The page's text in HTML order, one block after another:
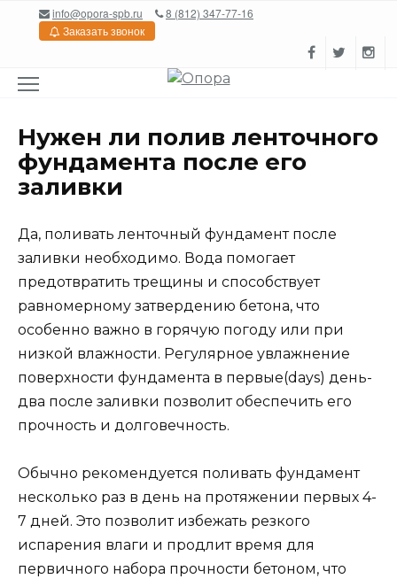
Перейтиinfo@opora-spb.ru
8 (812) 347-77-16
Заказать звонок
Нужен ли полив ленточного
фундамента после его
заливки
Да, поливать ленточный фундамент после
заливки необходимо. Вода помогает
предотвратить трещины и способствует
равномерному затвердению бетона, что
особенно важно в горячую погоду или при
низкой влажности. Регулярное увлажнение
поверхности фундамента в первые(days) день-
два после заливки позволит обеспечить его
прочность и долговечность.
Обычно рекомендуется поливать фундамент
несколько раз в день на протяжении первых 4-
7 дней. Это позволит избежать резкого
испарения влаги и продлит время для
первичного набора прочности бетоном, что